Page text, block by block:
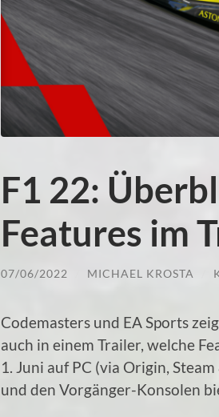
F1 22:
Features im
07/06/2022 MICHAEL KROSTA
Codemasters und EA Sports
auch in einem Trailer, welche
1. Juni auf PC (via Origin,
und den Vorgänger-Konsolen